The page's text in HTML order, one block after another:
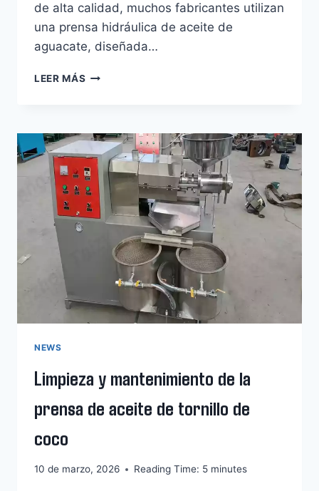
de alta calidad, muchos fabricantes utilizan
una prensa hidráulica de aceite de
aguacate, diseñada…
LEER MÁS ¿QUÉ
DE
PRENSA
HIDRÁULICA
DE
ACEITE
DE
AGUACATE?
NEWS
Limpieza y mantenimiento de la
prensa de aceite de tornillo de
coco
10 de marzo, 2026 Reading Time: 5 minutes